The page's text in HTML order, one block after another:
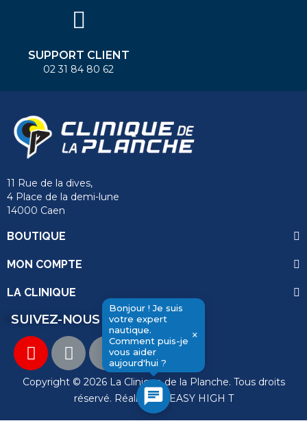
Bonjour ! Je suis
votre expert
nautique.
Comment puis-je
vous aider
aujourd'hui ?
×
chat
SUPPORT CLIENT
02 31 84 80 62
11 Rue de la dives,
4 Place de la demi-lune
14000 Caen
BOUTIQUE
MON COMPTE
LA CLINIQUE
SUIVEZ-NOUS
Copyright © 2026 La Clinique de la Planche. Tous droits
réservé. Réalisation EASY HIGH T